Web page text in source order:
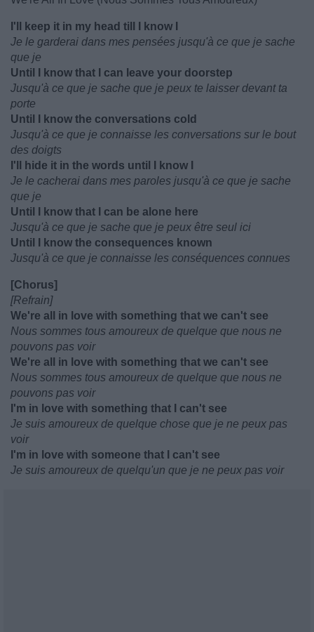
I'll keep it in my head till I know I
Je le garderai dans mes pensées jusqu'à ce que je sache
que je
Until I know that I can leave your doorstep
Jusqu'à ce que je sache que je peux te laisser devant ta
porte
Until I know the conversations cold
Jusqu'à ce que je connaisse les conversations sur le bout
des doigts
I'll hide it in the words until I know I
Je le cacherai dans mes paroles jusqu'à ce que je sache
que je
Until I know that I can be alone here
Jusqu'à ce que je sache que je peux être seul ici
Until I know the consequences known
Jusqu'à ce que je connaisse les conséquences connues
[Chorus]
[Refrain]
We're all in love with something that we can't see
Nous sommes tous amoureux de quelque que nous ne
pouvons pas voir
We're all in love with something that we can't see
Nous sommes tous amoureux de quelque que nous ne
pouvons pas voir
I'm in love with something that I can't see
Je suis amoureux de quelque chose que je ne peux pas
voir
I'm in love with someone that I can't see
Je suis amoureux de quelqu'un que je ne peux pas voir